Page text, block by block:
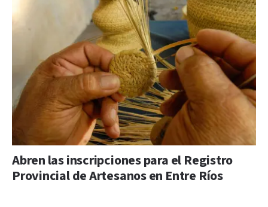
Abren las inscripciones para el Registro
Provincial de Artesanos en Entre Ríos